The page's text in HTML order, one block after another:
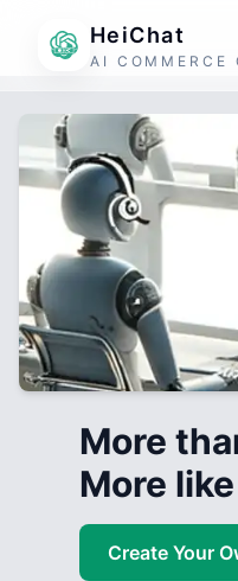
HeiChat
AI COMMERCE
More
More
Create Your